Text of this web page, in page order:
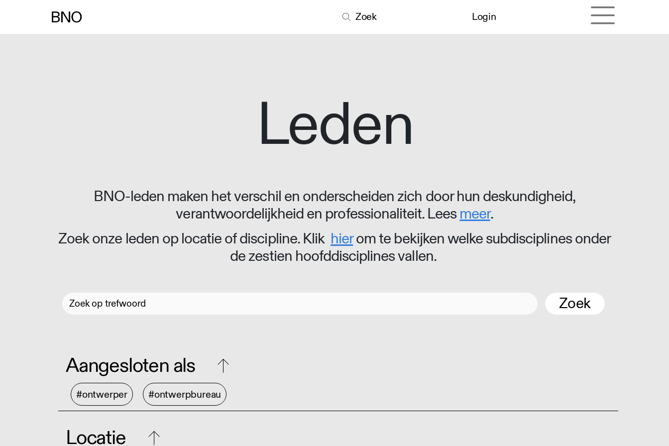
Zoek Login
Leden
BNO-leden maken het verschil en onderscheiden zich door hun deskundigheid,
verantwoordelijkheid en professionaliteit. Leesmeer.
Zoek onze leden op locatie of discipline. Klik hierom te bekijken welke subdisciplines onder
de zestien hoofddisciplines vallen.
Zoek
Aangesloten als
#ontwerper #ontwerpbureau
Locatie